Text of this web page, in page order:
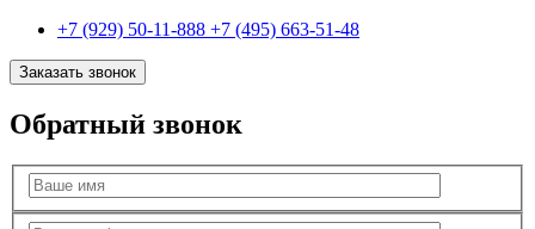
+7 (929) 50-11-888 +7 (495) 663-51-48
Заказать звонок
Обратный звонок